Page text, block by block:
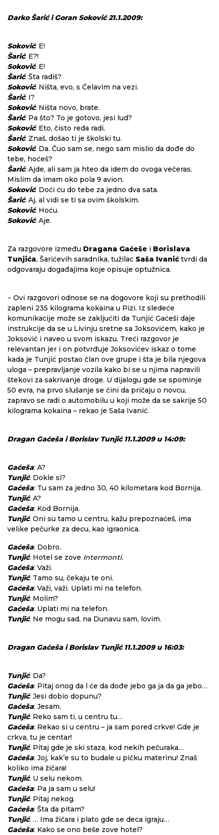
Darko Šarić i Goran Soković 21.1.2009:
Soković: E!
Šarić: E?!
Soković: E!
Šarić: Šta radiš?
Soković: Ništa, evo, s Ćelavim na vezi.
Šarić: I?
Soković: Ništa novo, brate.
Šarić: Pa što? To je gotovo, jesi lud?
Soković: Eto, čisto reda radi.
Šarić: Znaš, došao ti je školski tu.
Soković: Da. Čuo sam se, nego sam mislio da dođe do
tebe, hoćeš?
Šarić: Ajde, ali sam ja hteo da idem do ovoga večeras.
Mislim da imam oko pola 9 avion.
Soković: Doći ću do tebe za jedno dva sata.
Šarić: Aj, al vidi se ti sa ovim školskim.
Soković: Hoću.
Soković: Aje.
Za razgovore između Dragana Gaćeše i Borislava
Tunjića, Šarićevih saradnika, tužilac Saša Ivanić tvrdi da
odgovaraju događajima koje opisuje optužnica.
− Ovi razgovori odnose se na dogovore koji su prethodili
zapleni 235 kilograma kokaina u Pizi. Iz sledeće
komunikacije može se zakljućiti da Tunjić Gaćeši daje
instrukcije da se u Livinju sretne sa Joksovićem, kako je
Joksović i naveo u svom iskazu. Treći razgovor je
relevantan jer i on potvrđuje Joksovićev iskaz o tome
kada je Tunjić postao član ove grupe i šta je bila njegova
uloga – prepravljanje vozila kako bi se u njima napravili
štekovi za sakrivanje droge. U dijalogu gde se spominje
50 evra, na prvo slušanje se čini da pričaju o novcu,
zapravo se radi o automobilu u koji može da se sakrije 50
kilograma kokaina – rekao je Saša Ivanić.
Dragan Gaćeša i Borislav Tunjić 11.1.2009 u 14:09:
Gaćeša: A?
Tunjić: Dokle si?
Gaćeša: Tu sam za jedno 30, 40 kilometara kod Bornija.
Tunjić: A?
Gaćeša: Kod Bornija.
Tunjić: Oni su tamo u centru, kažu prepoznaćeš, ima
velike pečurke za decu, kao igraonica.
Gaćeša: Dobro.
Tunjić: Hotel se zove Intermonti.
Gaćeša: Važi.
Tunjić: Tamo su, čekaju te oni.
Gaćeša: Važi, važi. Uplati mi na telefon.
Tunjić: Molim?
Gaćeša: Uplati mi na telefon.
Tunjić: Ne mogu sad, na Dunavu sam, lovim.
Dragan Gaćeša i Borislav Tunjić 11.1.2009 u 16:03:
Tunjić: Da?
Gaćeša: Pitaj onog da l će da dođe jebo ga ja da ga jebo…
Tunjić: Jesi dobio dopunu?
Gaćeša: Jesam.
Tunjić: Reko sam ti, u centru tu…
Gaćeša: Rekao si u centru – ja sam pored crkve! Gde je
crkva, tu je centar!
Tunjić: Pitaj gde je ski staza, kod nekih pečuraka…
Gaćeša: Joj, kak’e su to budale u pičku materinu! Znaš
koliko ima žičara!
Tunjić: U selu nekom.
Gaćeša: Pa ja sam u selu!
Tunjić: Pitaj nekog.
Gaćeša: Šta da pitam?
Tunjić: … Ima žičara i plato gde se deca igraju…
Gaćeša: Kako se ono beše zove hotel?